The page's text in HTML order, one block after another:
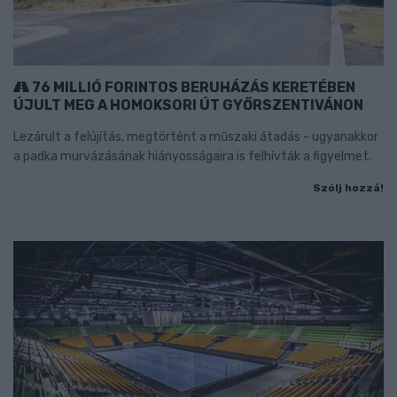
76 MILLIÓ FORINTOS BERUHÁZÁS KERETÉBEN
ÚJULT MEG A HOMOKSORI ÚT GYŐRSZENTIVÁNON
Lezárult a felújítás, megtörtént a műszaki átadás - ugyanakkor
a padka murvázásának hiányosságaira is felhívták a figyelmet.
Szólj hozzá!